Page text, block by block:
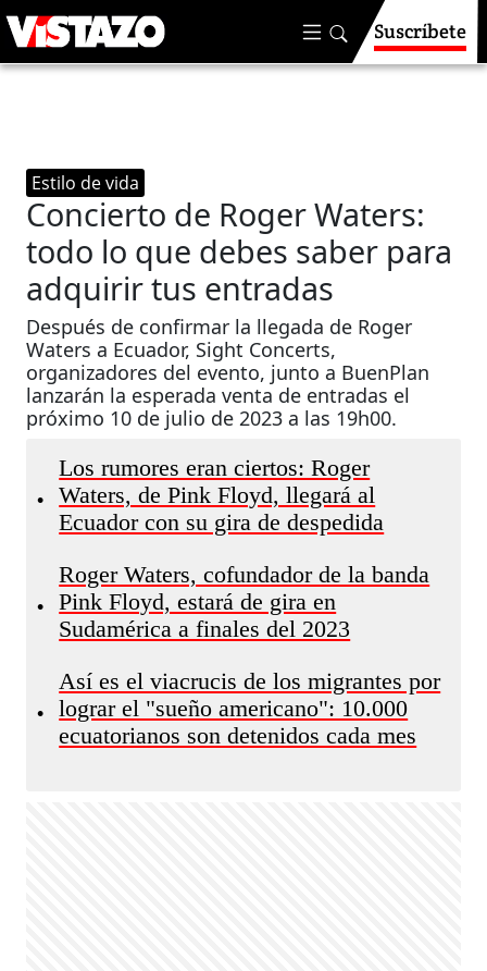
Suscríbete
Estilo de vida
Concierto de Roger Waters:
todo lo que debes saber para
adquirir tus entradas
Después de confirmar la llegada de Roger
Waters a Ecuador, Sight Concerts,
organizadores del evento, junto a BuenPlan
lanzarán la esperada venta de entradas el
próximo 10 de julio de 2023 a las 19h00.
•
Los rumores eran ciertos: Roger
Waters, de Pink Floyd, llegará al
Ecuador con su gira de despedida
•
Roger Waters, cofundador de la banda
Pink Floyd, estará de gira en
Sudamérica a finales del 2023
•
Así es el viacrucis de los migrantes por
lograr el "sueño americano": 10.000
ecuatorianos son detenidos cada mes